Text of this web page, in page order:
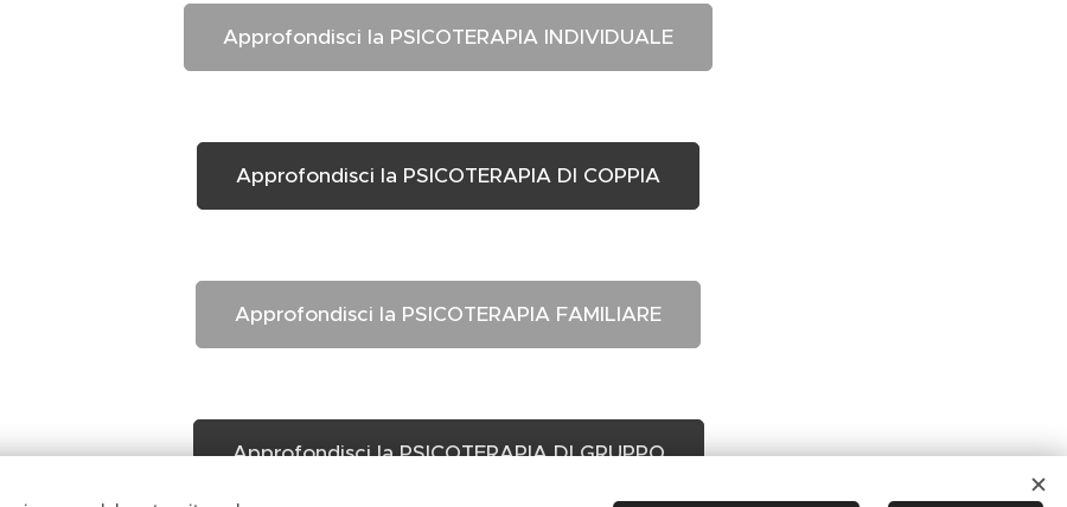
Approfondisci la PSICOTERAPIA INDIVIDUALE
Approfondisci la PSICOTERAPIA DI COPPIA
Approfondisci la PSICOTERAPIA FAMILIARE
Approfondisci la PSICOTERAPIA DI GRUPPO